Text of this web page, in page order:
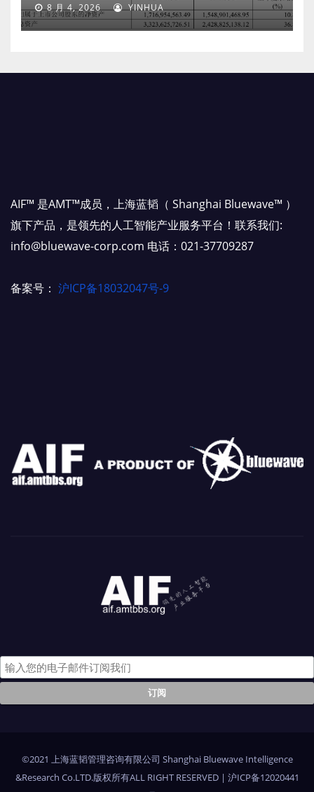
8 月 4, 2026 YINHUA
AIF™ 是AMT™成员，上海蓝韬（ Shanghai Bluewave™ ）
旗下产品，是领先的人工智能产业服务平台！联系我们:
info@bluewave-corp.com 电话：021-37709287
备案号： 沪ICP备18032047号-9
©2021 上海蓝韬管理咨询有限公司 Shanghai Bluewave Intelligence
&Research Co.LTD.版权所有ALL RIGHT RESERVED | 沪ICP备12020441